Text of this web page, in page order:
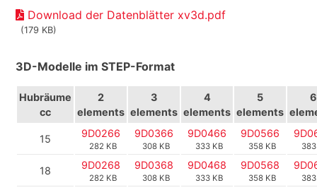
Download der Datenblätter xv3d.pdf
(179 KB)
3D-Modelle im STEP-Format
Hubräume
cc
2
elements
3
elements
4
elements
5
elements
6
15 9D0266
282 KB
9D0366
308 KB
9D0466
333 KB
9D0566
358 KB
18 9D0268
282 KB
9D0368
308 KB
9D0468
333 KB
9D0568
358 KB